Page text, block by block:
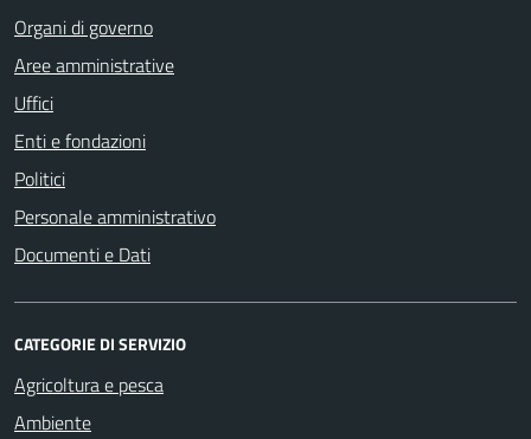
Organi di governo
Aree amministrative
Uffici
Enti e fondazioni
Politici
Personale amministrativo
Documenti e Dati
CATEGORIE DI SERVIZIO
Agricoltura e pesca
Ambiente